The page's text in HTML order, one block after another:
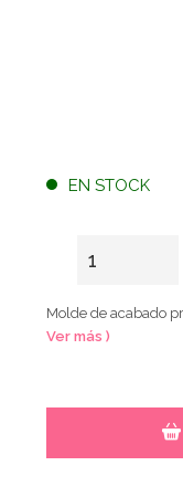
EN STOCK
Molde de acabado
Ver más )